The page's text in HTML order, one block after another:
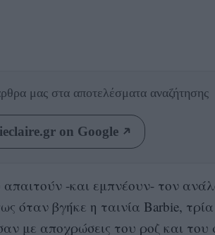
μας στα αποτελέσματα αναζήτησης
on Google
απαιτούν -και εμπνέουν- τον
όταν βγήκε η ταινία Barbie,
με αποχρώσεις του ροζ και του